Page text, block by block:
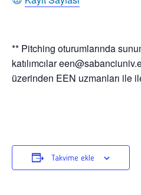
** Pitching oturumlarında
katılımcılar
üzerinden EEN uzmanları ile
Takvime ekle